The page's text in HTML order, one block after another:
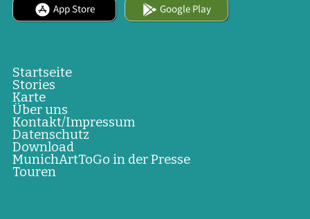
App Store Google Play
Startseite
Stories
Karte
Über uns
Kontakt/Impressum
Datenschutz
Download
MunichArtToGo in der Presse
Touren